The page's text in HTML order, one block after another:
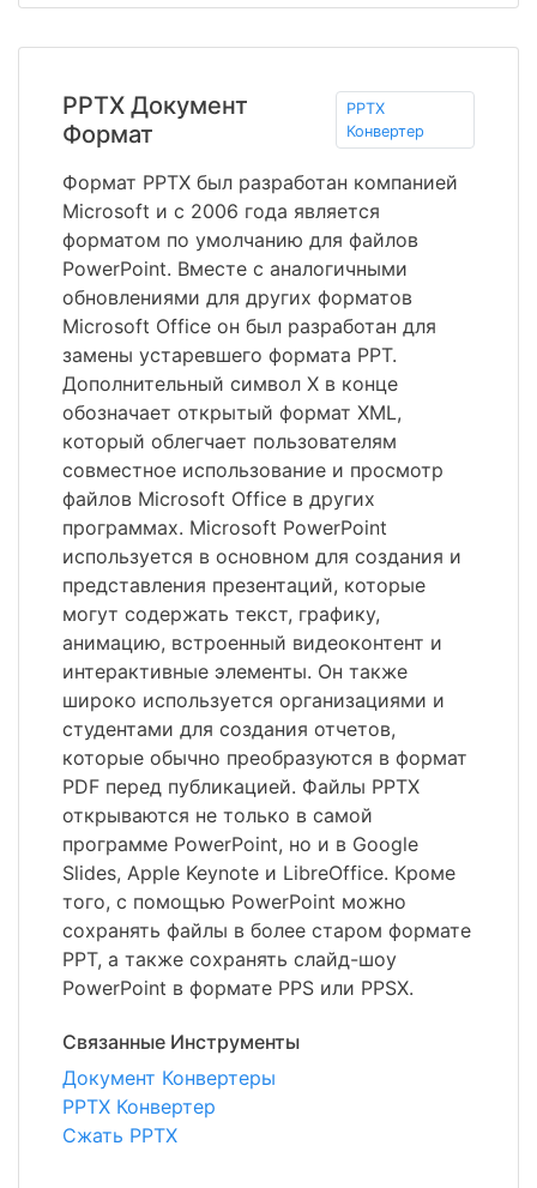
PPTX Документ
Формат
PPTX
Конвертер
Формат PPTX был разработан компанией
Microsoft и с 2006 года является
форматом по умолчанию для файлов
PowerPoint. Вместе с аналогичными
обновлениями для других форматов
Microsoft Office он был разработан для
замены устаревшего формата PPT.
Дополнительный символ X в конце
обозначает открытый формат XML,
который облегчает пользователям
совместное использование и просмотр
файлов Microsoft Office в других
программах. Microsoft PowerPoint
используется в основном для создания и
представления презентаций, которые
могут содержать текст, графику,
анимацию, встроенный видеоконтент и
интерактивные элементы. Он также
широко используется организациями и
студентами для создания отчетов,
которые обычно преобразуются в формат
PDF перед публикацией. Файлы PPTX
открываются не только в самой
программе PowerPoint, но и в Google
Slides, Apple Keynote и LibreOffice. Кроме
того, с помощью PowerPoint можно
сохранять файлы в более старом формате
PPT, а также сохранять слайд-шоу
PowerPoint в формате PPS или PPSX.
Связанные Инструменты
Документ Конвертеры
PPTX Конвертер
Сжать PPTX